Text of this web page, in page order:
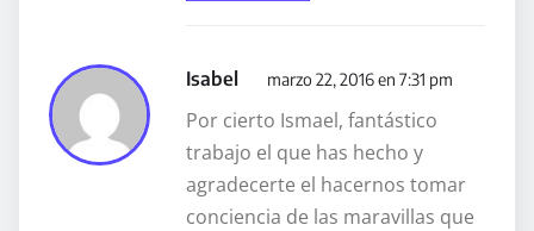
Isabel marzo 22, 2016 en 7:31 pm
Por cierto Ismael, fantástico
trabajo el que has hecho y
agradecerte el hacernos tomar
conciencia de las maravillas que